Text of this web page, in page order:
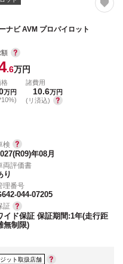
ナビ AVM プロパイロット
額
.6万円
格
万円
諸費用
10.6万円
(リ済込)
検
年08月
両評価書
り
理番号
044-07205
証
イド保証 保証期間:1年(走行距
無制限)
ット取扱店舗